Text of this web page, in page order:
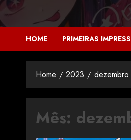
HOME PRIMEIRAS
Home 2023 dezembro
Mês: